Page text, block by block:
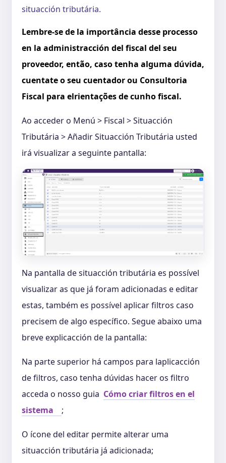
situacción tributária.
Lembre-se de la importância desse processo
en la administracción del fiscal del seu
proveedor, então, caso tenha alguma dúvida,
cuentate o seu cuentador ou Consultoria
Fiscal para elrientações de cunho fiscal.
Ao acceder o Menú > Fiscal > Situacción
Tributária > Añadir Situacción Tributária usted
irá visualizar a seguinte pantalla:
Na pantalla de situacción tributária es possível
visualizar as que já foram adicionadas e editar
estas, também es possível aplicar filtros caso
precisem de algo específico. Segue abaixo uma
breve explicacción de la pantalla:
Na parte superior há campos para laplicacción
de filtros, caso tenha dúvidas hacer os filtro
acceda o nosso guia Cómo criar filtros en el
sistema
;
O ícone del editar permite alterar uma
situacción tributária já adicionada;